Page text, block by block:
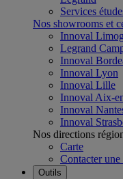
Services
Nos showrooms et
Innoval
Legrand
Innoval
Innoval Lyon
Innoval Lille
Innoval Aix-
Innoval
Innoval
Nos directions
Carte
Contacter
Outils